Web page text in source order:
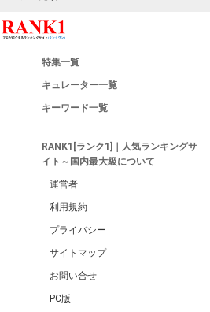
特集一覧
キュレーター一覧
キーワード一覧
RANK1[ランク1]｜人気ランキングサ
イト～国内最大級について
運営者
利用規約
プライバシー
サイトマップ
お問い合せ
PC版